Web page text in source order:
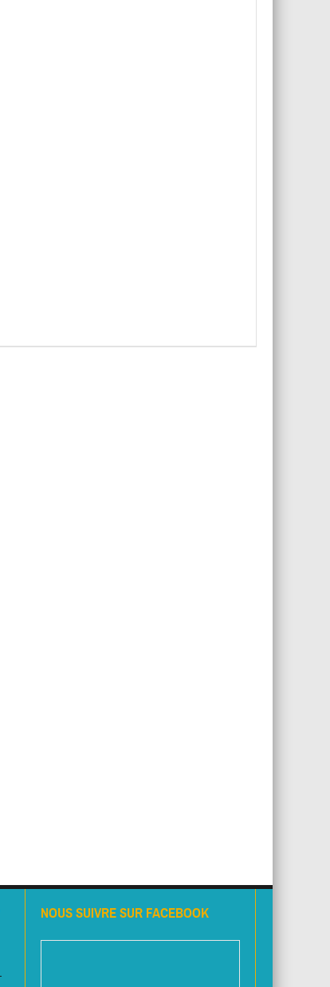
NOUS SUIVRE SUR FACEBOOK